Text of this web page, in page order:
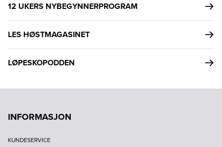
12 UKERS NYBEGYNNERPROGRAM
LES HØSTMAGASINET
LØPESKOPODDEN
INFORMASJON
KUNDESERVICE